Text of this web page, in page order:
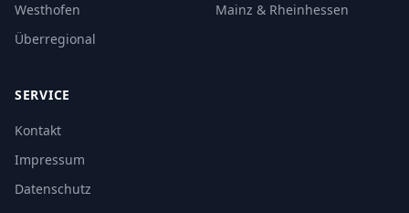
Westhofen
Mainz & Rheinhessen
Überregional
SERVICE
Kontakt
Impressum
Datenschutz